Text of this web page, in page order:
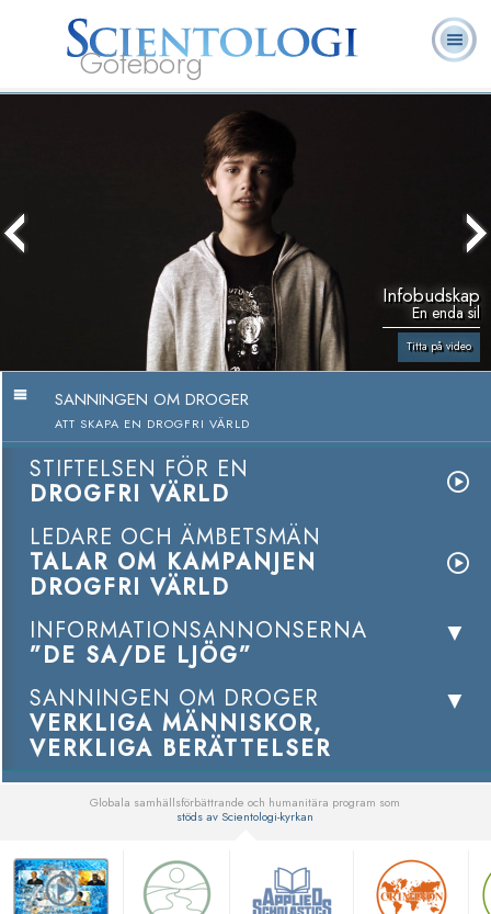
Göteborg
Infobudskap
En enda sil
Titta på video
SANNINGEN OM DROGER
ATT SKAPA EN DROGFRI VÄRLD
STIFTELSEN FÖR EN
DROGFRI VÄRLD
LEDARE OCH ÄMBETSMÄN
TALAR OM KAMPANJEN
DROGFRI VÄRLD
INFORMATIONSANNONSERNA
”DE SA/DE LJÖG”
SANNINGEN OM DROGER
VERKLIGA MÄNNISKOR,
VERKLIGA BERÄTTELSER
Globala samhällsförbättrande och humanitära program som
stöds av Scientologi-kyrkan